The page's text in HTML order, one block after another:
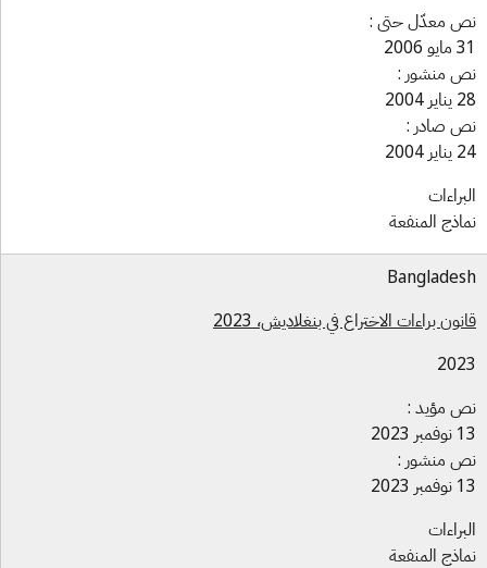
معدّل حتى :
منشور :
صادر :
المنفعة
براءات الاختراع في بنغلاديش، 2023
مؤيد :
منشور :
المنفعة